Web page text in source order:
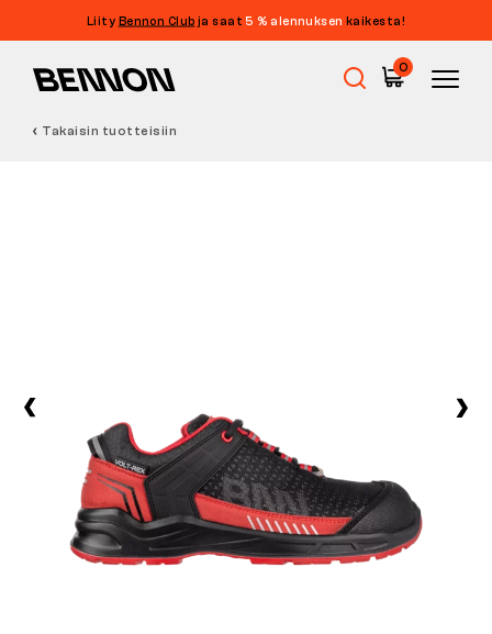
Liity Bennon Club ja saat 5 % alennuksen kaikesta!
0
Vapaa-ajan kengät
Tactical
Takaisin tuotteisiin